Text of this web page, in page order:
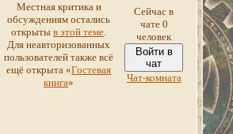
Местная критика и
обсуждениям остались
открытыв этой теме.
Для неавторизованных
пользователей также всё
ещё открыта «Гостевая
книга»
Сейчас в
чате 0
человек
Войти в
чат
Чат-комната